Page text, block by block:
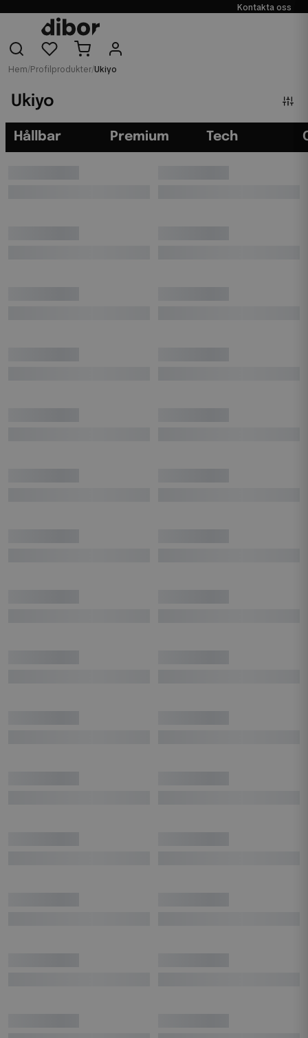
Kontakta oss
Hem/Profilprodukter/Ukiyo
Ukiyo
Hållbar Premium Tech